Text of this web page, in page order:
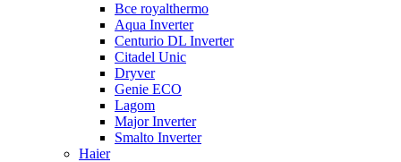
Все royalthermo
Aqua Inverter
Centurio DL Inverter
Citadel Unic
Dryver
Genie ECO
Lagom
Major Inverter
Smalto Inverter
Haier